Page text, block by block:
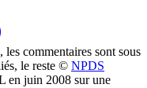
commentaires sont sous
le reste © NPDS
en juin 2008 sur une